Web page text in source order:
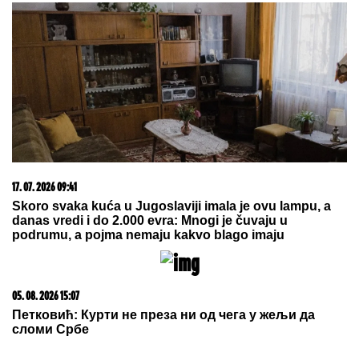
BOBAN SEKAO DRVA, ZA PAR
SEKUNDI JE GLEDAO SMRTI U OČI:
Ispovest Vranjanca kojeg je ubo
stršljen ledi krv u žilama
SVI DETALJI DRAME MILICE I TERZE U CRNOJ
GORI!On se hitno oglasio: "Rekla mi je da je sa
dečkom, sve ćemo rešiti na sudu"